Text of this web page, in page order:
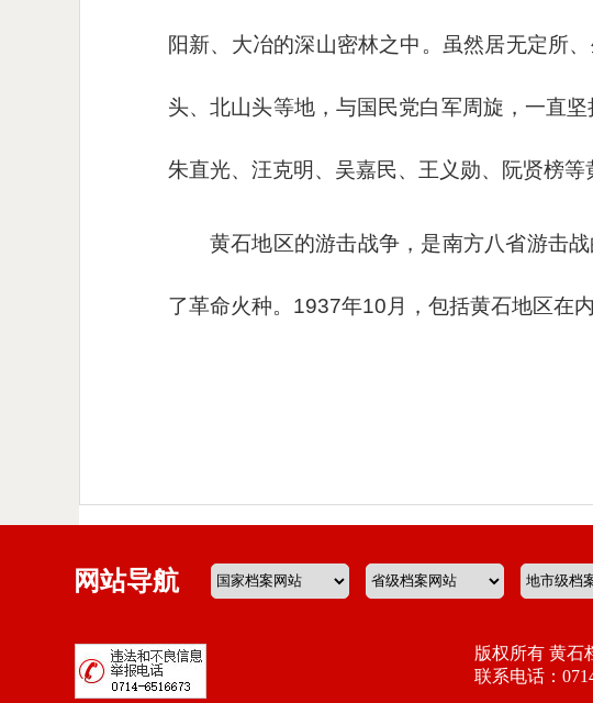
阳新、大冶的深山密林之中。虽然居无定所
头、北山头等地，与国民党白军周旋，一直
朱直光、汪克明、吴嘉民、王义勋、阮贤榜
黄石地区的游击战争，是南方八省游击
了革命火种。1937年10月，包括黄石地区在
网站导航
版权所有 黄石
联系电话：